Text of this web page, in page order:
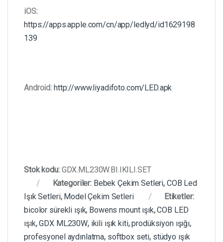
iOS:
https://apps.apple.com/cn/app/ledlyd/id1629198
139
Android: http://www.liyadifoto.com/LED.apk
Stok kodu: GDX.ML230W.BI.IKILI.SET
Kategoriler: Bebek Çekim Setleri, COB Led
Işık Setleri, Model Çekim Setleri
Etiketler:
bicolor sürekli ışık, Bowens mount ışık,COB LED
ışık,GDX ML230W, ikili ışık kiti,prodüksiyon ışığı,
profesyonel aydınlatma, softbox seti, stüdyo ışık